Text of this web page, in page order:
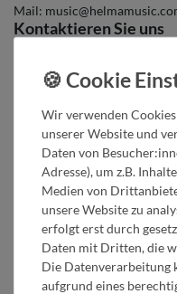
Mail:
Kontaktieren Sie uns
Kaufvertrag widerrufen
Über den Button gelangen Sie
ohne Angabe von Gründen
Zum
Zahlen Sie sicher mit
Wir verwenden
unserer Website und
Daten von
Adresse), um z.B.
Medien von
unsere Website zu
erfolgt erst durch
Daten mit Dritten, die
Die Datenverarbeitung
aufgrund eines